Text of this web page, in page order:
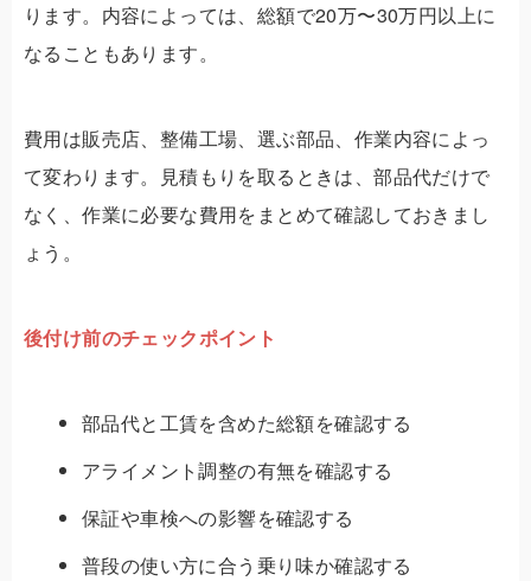
ります。内容によっては、総額で20万〜30万円以上に
なることもあります。
費用は販売店、整備工場、選ぶ部品、作業内容によっ
て変わります。見積もりを取るときは、部品代だけで
なく、作業に必要な費用をまとめて確認しておきまし
ょう。
後付け前のチェックポイント
部品代と工賃を含めた総額を確認する
アライメント調整の有無を確認する
保証や車検への影響を確認する
普段の使い方に合う乗り味か確認する